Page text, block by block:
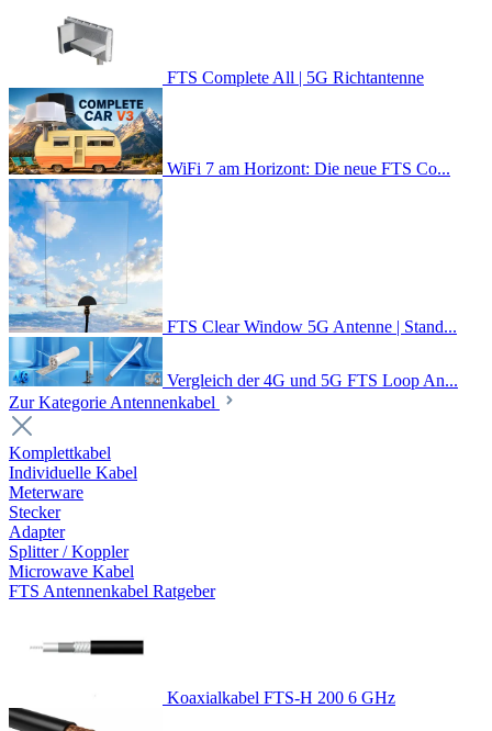
FTS Complete All | 5G Richtantenne
WiFi 7 am Horizont: Die neue FTS Co...
FTS Clear Window 5G Antenne | Stand...
Vergleich der 4G und 5G FTS Loop An...
Zur Kategorie Antennenkabel
Komplettkabel
Individuelle Kabel
Meterware
Stecker
Adapter
Splitter / Koppler
Microwave Kabel
FTS Antennenkabel Ratgeber
Koaxialkabel FTS-H 200 6 GHz